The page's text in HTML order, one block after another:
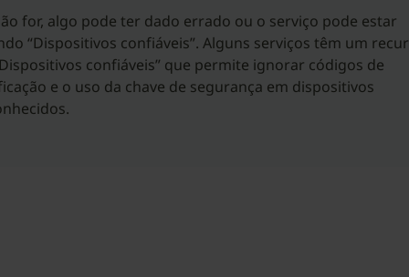
for, algo pode ter dado errado ou o serviço pode estar
“Dispositivos confiáveis”. Alguns serviços têm um
confiáveis” que permite ignorar códigos de
e o uso da chave de segurança em dispositivos